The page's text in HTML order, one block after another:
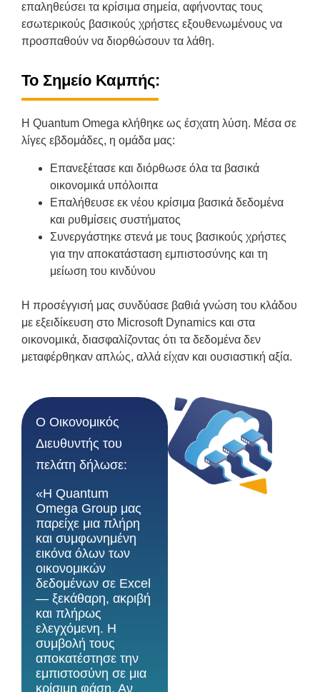
επαληθεύσει τα κρίσιμα σημεία, αφήνοντας τους
εσωτερικούς βασικούς χρήστες εξουθενωμένους να
προσπαθούν να διορθώσουν τα λάθη.
Το Σημείο Καμπής:
Η Quantum Omega κλήθηκε ως έσχατη λύση. Μέσα σε
λίγες εβδομάδες, η ομάδα μας:
Επανεξέτασε και διόρθωσε όλα τα βασικά
οικονομικά υπόλοιπα
️Επαλήθευσε εκ νέου κρίσιμα βασικά δεδομένα
και ρυθμίσεις συστήματος
Συνεργάστηκε στενά με τους βασικούς χρήστες
για την αποκατάσταση εμπιστοσύνης και τη
μείωση του κινδύνου
Η προσέγγισή μας συνδύασε βαθιά γνώση του κλάδου
με εξειδίκευση στο Microsoft Dynamics και στα
οικονομικά, διασφαλίζοντας ότι τα δεδομένα δεν
μεταφέρθηκαν απλώς, αλλά είχαν και ουσιαστική αξία.
Ο Οικονομικός
Διευθυντής του
πελάτη δήλωσε:
«Η Quantum
Omega Group μας
παρείχε μια πλήρη
και συμφωνημένη
εικόνα όλων των
οικονομικών
δεδομένων σε Excel
— ξεκάθαρη, ακριβή
και πλήρως
ελεγχόμενη. Η
συμβολή τους
αποκατέστησε την
εμπιστοσύνη σε μια
κρίσιμη φάση. Αν